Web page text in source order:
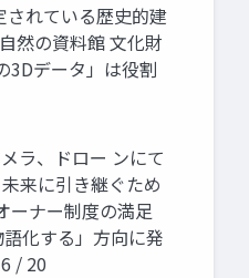
れている歴史的建
然の資料館 文化財
3Dデータ」は役割
ラ、ドロー ンにて
来に引き継ぐため
ーナー制度の満足
化する」方向に発
/ 20